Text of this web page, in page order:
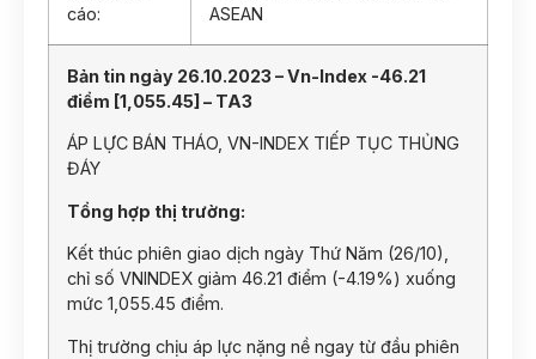
cáo:
ASEAN
Bản tin ngày 26.10.2023 – Vn-Index -46.21
điểm [1,055.45] – TA3
ÁP LỰC BÁN THÁO, VN-INDEX TIẾP TỤC THỦNG
ĐÁY
Tổng hợp thị trường:
Kết thúc phiên giao dịch ngày Thứ Năm (26/10),
chỉ số VNINDEX giảm 46.21 điểm (-4.19%) xuống
mức 1,055.45 điểm.
Thị trường chịu áp lực nặng nề ngay từ đầu phiên